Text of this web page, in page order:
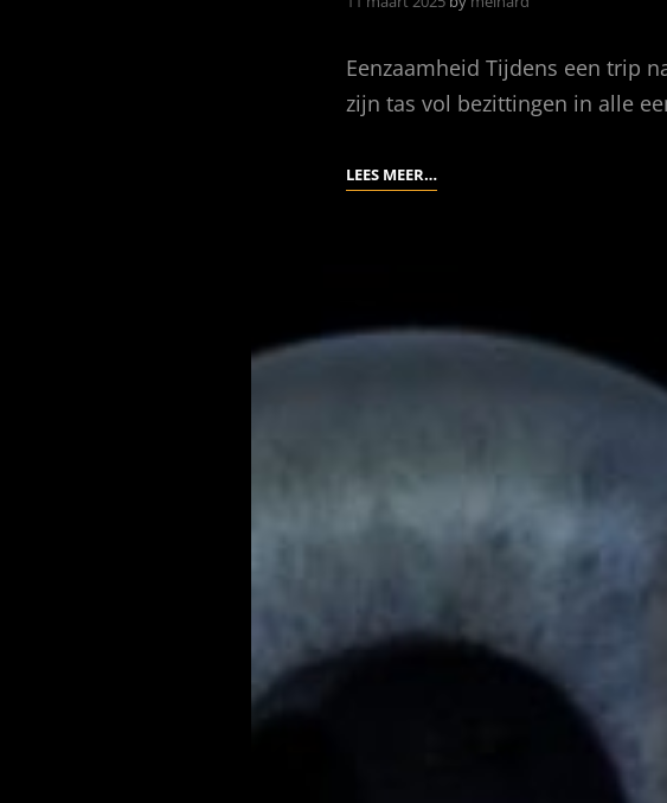
Eenzaamheid Tijdens een trip
zijn tas vol bezittingen in alle
LEES MEER…